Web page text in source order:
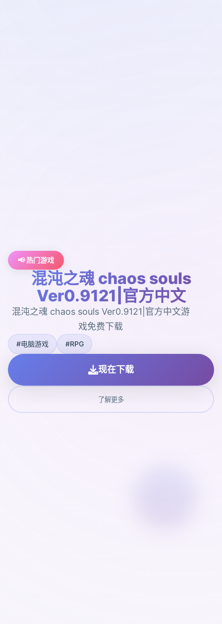
📢 热门游戏
混沌之魂 chaos souls
Ver0.9121|官方中文
混沌之魂 chaos souls Ver0.9121|官方中文游
戏免费下载
#电脑游戏 #RPG
现在下载
了解更多